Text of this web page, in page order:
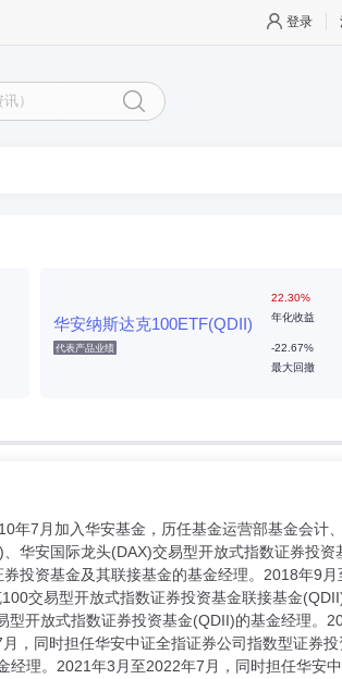
登录
华安纳斯达克100ETF(QDII)
代表产品业绩
22.30%
年化收益
-22.67%
最大回撤
7月加入华安基金，历任基金运营部基金会计
华安国际龙头(DAX)交易型开放式指数证券投
投资基金及其联接基金的基金经理。2018年9
交易型开放式指数证券投资基金联接基金
开放式指数证券投资基金(QDII)的基金经理。
，同时担任华安中证全指证券公司指数型证券
理。2021年3月至2022年7月，同时担任华安